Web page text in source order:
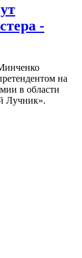
-
на
в области
Лучник».